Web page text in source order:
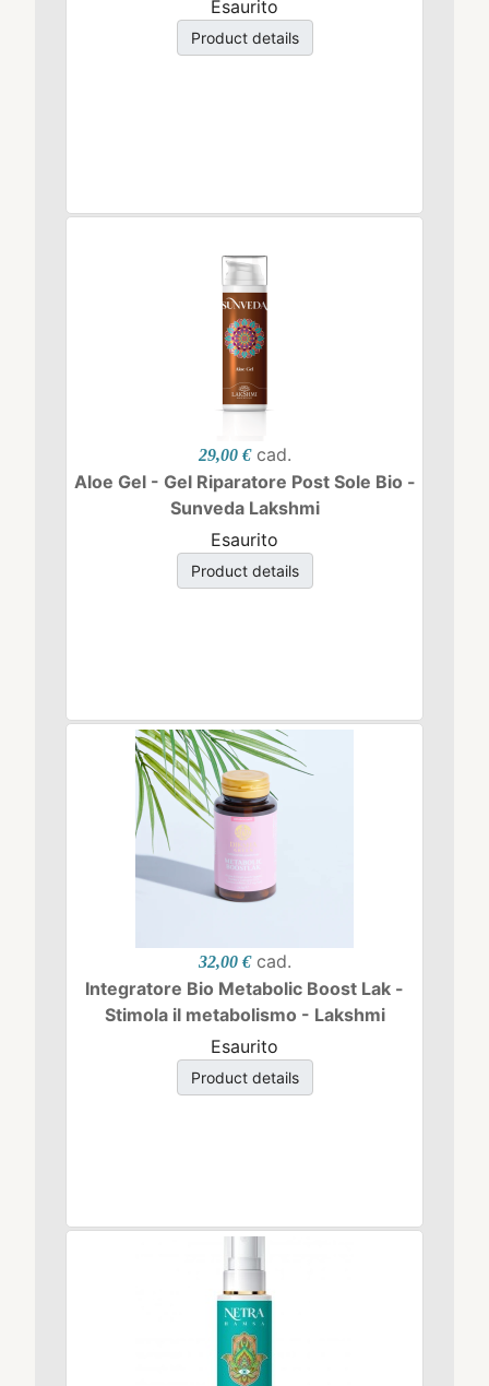
Esaurito
Product details
29,00 € cad.
Aloe Gel - Gel Riparatore Post Sole Bio -
Sunveda Lakshmi
Esaurito
Product details
32,00 € cad.
Integratore Bio Metabolic Boost Lak -
Stimola il metabolismo - Lakshmi
Esaurito
Product details